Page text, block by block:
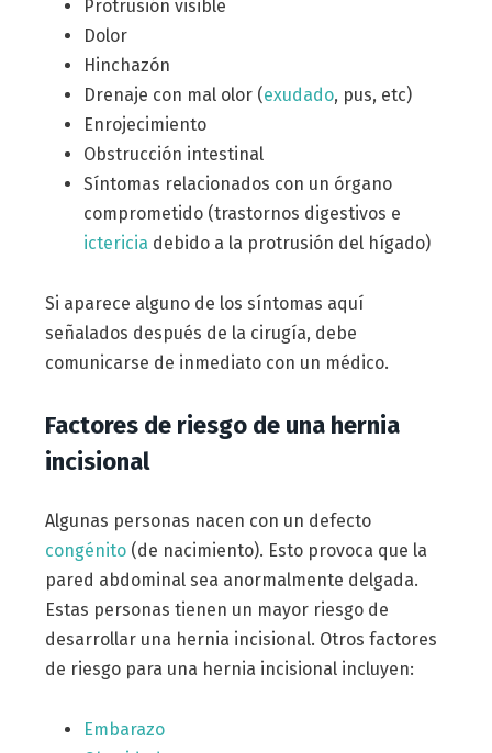
Protrusión visible
Dolor
Hinchazón
Drenaje con mal olor (exudado, pus, etc)
Enrojecimiento
Obstrucción intestinal
Síntomas relacionados con un órgano
comprometido (trastornos digestivos e
ictericia debido a la protrusión del hígado)
Si aparece alguno de los síntomas aquí
señalados después de la cirugía, debe
comunicarse de inmediato con un médico.
Factores de riesgo de una hernia
incisional
Algunas personas nacen con un defecto
congénito(de nacimiento). Esto provoca que la
pared abdominal sea anormalmente delgada.
Estas personas tienen un mayor riesgo de
desarrollar una hernia incisional. Otros factores
de riesgo para una hernia incisional incluyen:
Embarazo